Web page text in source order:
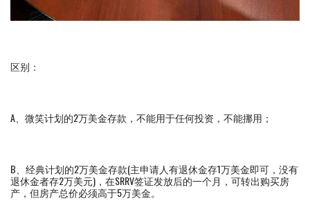
区别：
A、微笑计划的2万美金存款，不能用于任何投资，不能挪用；
B、经典计划的2万美金存款(主申请人有退休金存1万美金即可，没有
退休金者存2万美元)，在SRRV签证发放后的一个月，可转出购买房
产，但房产总价必须高于5万美金。